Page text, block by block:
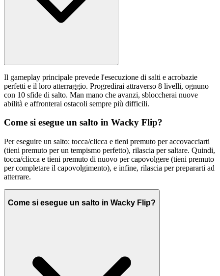
Il gameplay principale prevede l'esecuzione di salti e acrobazie
perfetti e il loro atterraggio. Progredirai attraverso 8 livelli, ognuno
con 10 sfide di salto. Man mano che avanzi, sbloccherai nuove
abilità e affronterai ostacoli sempre più difficili.
Come si esegue un salto in Wacky Flip?
Per eseguire un salto: tocca/clicca e tieni premuto per accovacciarti
(tieni premuto per un tempismo perfetto), rilascia per saltare. Quindi,
tocca/clicca e tieni premuto di nuovo per capovolgere (tieni premuto
per completare il capovolgimento), e infine, rilascia per prepararti ad
atterrare.
Come si esegue un salto in Wacky Flip?